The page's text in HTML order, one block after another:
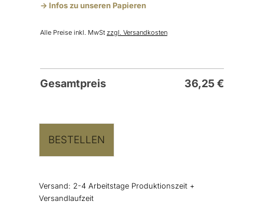
-> Infos zu unseren Papieren
Alle Preise inkl. MwSt zzgl. Versandkosten
Gesamtpreis 36,25€
BESTELLEN
Versand: 2-4 Arbeitstage Produktionszeit +
Versandlaufzeit